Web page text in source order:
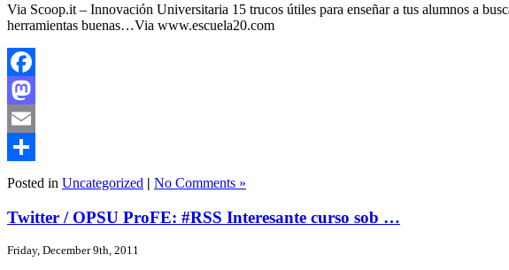
Via Scoop.it – Innovación Universitaria 15 trucos útiles para enseñar a tus alumnos a
herramientas buenas…Via www.escuela20.com
Facebook
Mastodon
Email
Share
Posted in Uncategorized | No Comments »
Twitter / OPSU ProFE: #RSS Interesante curso sob …
Friday, December 9th, 2011